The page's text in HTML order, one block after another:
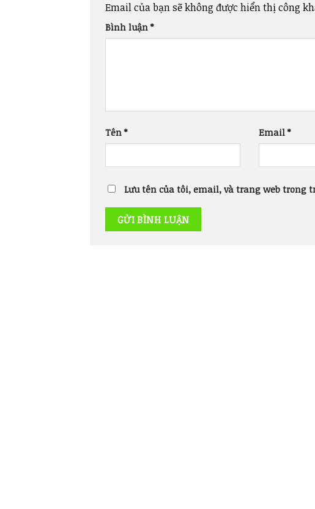
Email của bạn sẽ không được hiển thị công
Bình luận*
Tên* Email*
Lưu tên của tôi, email, và trang web trong